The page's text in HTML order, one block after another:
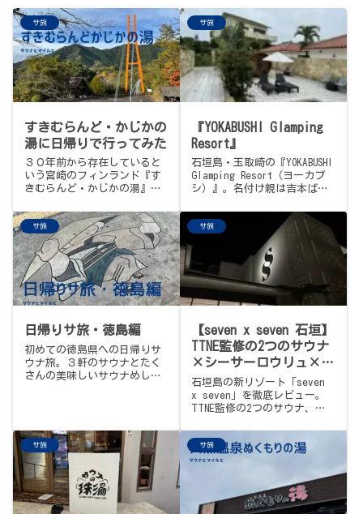
サ旅
すきむらんど・かじかの
湯に日帰りで行ってみた
３０年前から存在していると
いう宮崎のフィンランド『す
きむらんど・かじかの湯』さ
タイルのサウナを体験できる
とのことだったのですが…
サ旅
『YOKABUSHI Glamping
Resort』
石垣島・玉取崎の『YOKABUSHI
Glamping Resort（ヨーカブ
シ）』。名付け親は吉本ばな
星」。バレルサウナと15mプー
ルの水風呂、八重山の風で外
気浴。免許証を忘れて路線バ
スでたどり着いた、離島サウ
ナ旅。
サ旅
日帰りサ旅・徳島編
初めての徳島県への日帰りサ
ウナ旅。３軒のサウナとたく
さんの美味しいサウナめしを
サ旅
【seven x seven 石垣】
TTNE監修の2つのサウナ
×シーサーロウリュ×イ
ンフィニティプール！国
内で海外リゾート気分を
味わえる神施設を徹底レ
ビュー
石垣島の新リゾート「seven
x seven」を徹底レビュー。
TTNE監修の2つのサウナ、シ
目の前のインフィニティプー
ル、そしてチェックアウト後
もサウナOKの神対応。国内で
海外リゾート気分を味わえる
贅沢な1軒。¥22,692。
サ旅 サ旅